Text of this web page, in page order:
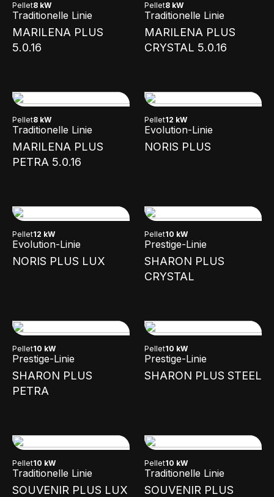
Pellet8 kW
Traditionelle Linie
MARILENA PLUS
5.0.16
Pellet8 kW
Traditionelle Linie
MARILENA PLUS
CRYSTAL 5.0.16
Pellet8 kW
Traditionelle Linie
MARILENA PLUS
PETRA 5.0.16
Pellet12 kW
Evolution-Linie
NORIS PLUS
Pellet12 kW
Evolution-Linie
NORIS PLUS LUX
Pellet10 kW
Prestige-Linie
SHARON PLUS
CRYSTAL
Pellet10 kW
Prestige-Linie
SHARON PLUS
PETRA
Pellet10 kW
Prestige-Linie
SHARON PLUS STEEL
Pellet10 kW
Traditionelle Linie
SOUVENIR PLUS LUX
Pellet10 kW
Traditionelle Linie
SOUVENIR PLUS